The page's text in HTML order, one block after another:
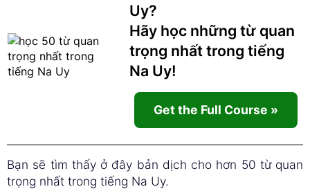
Uy?
Hãy học những từ quan
trọng nhất trong tiếng
Na Uy!
Get the Full Course »
Bạn sẽ tìm thấy ở đây bản dịch cho hơn 50 từ quan
trọng nhất trong tiếng Na Uy.